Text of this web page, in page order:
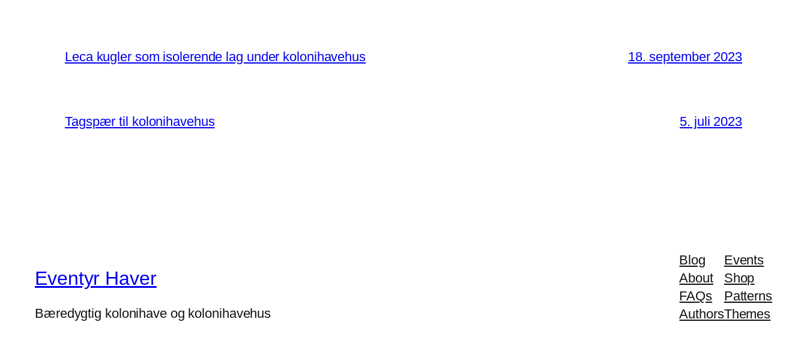
Leca kugler som isolerende lag under kolonihavehus 18. september 2023
Tagspær til kolonihavehus 5. juli 2023
Eventyr Haver
Bæredygtig kolonihave og kolonihavehus
Blog
About
FAQs
Authors
Events
Shop
Patterns
Themes